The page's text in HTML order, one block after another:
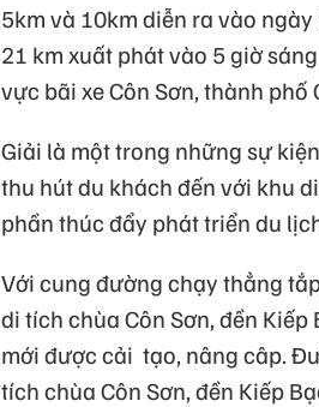
5km và 10km diễn ra vào
21 km xuất phát vào 5 giờ
vực bãi xe Côn Sơn, thành phố
Giải là một trong những sự
thu hút du khách đến với khu
phần thúc đẩy phát triển du
Với cung đường chạy thẳng
di tích chùa Côn Sơn, đền
mới được cải tạo, nâng câp.
tích chùa Côn Sơn, đền Kiếp